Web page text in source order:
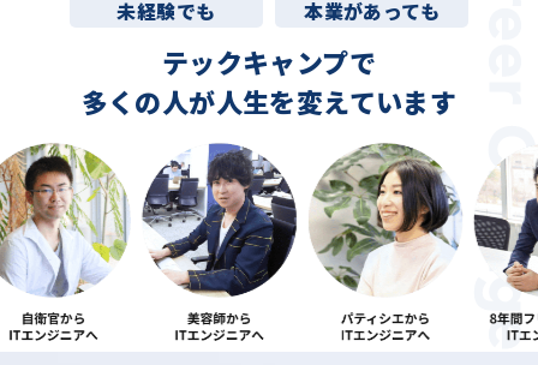
未経験でも
本業があっても
テックキャンプで
多くの人が人生を変えています